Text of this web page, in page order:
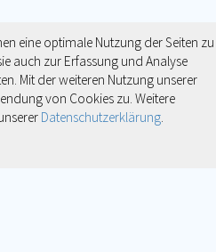
eine optimale Nutzung der Seiten zu
auch zur Erfassung und Analyse
Mit der weiteren Nutzung unserer
von Cookies zu. Weitere
Datenschutzerklärung.